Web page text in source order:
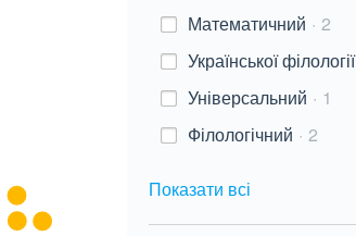
Математичний
2
Української філології
Універсальний
1
Філологічний
2
Показати всі